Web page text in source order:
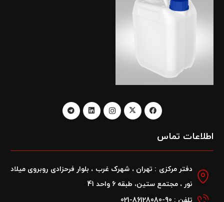
اطلاعات تماس
دفتر مرکزی : تهران ، شهرک غرب ، بلوار فرحزادی روبروی میلاد
نور ، مجتمع ستین، طبقه 6 واحد 41